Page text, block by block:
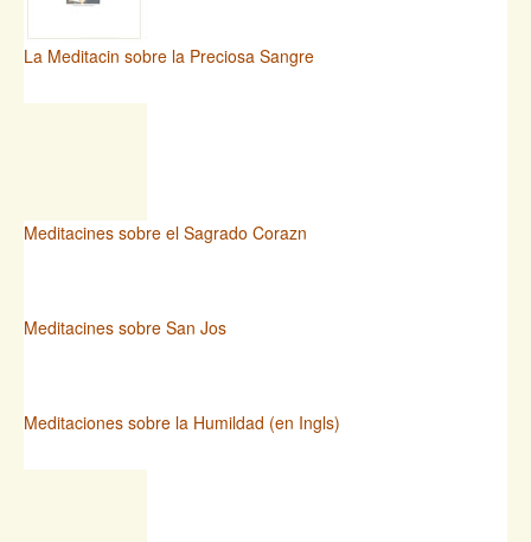
La Meditacin sobre la Preciosa Sangre
Meditacines sobre el Sagrado Corazn
Meditacines sobre San Jos
Meditaciones sobre la Humildad (en Ingls)